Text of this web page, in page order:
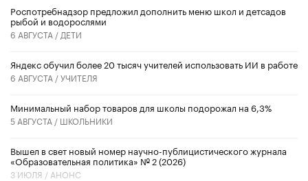
Роспотребнадзор предложил дополнить меню школ и детсадов
рыбой и водорослями
6 АВГУСТА / ДЕТИ
​Яндекс обучил более 20 тысяч учителей использовать ИИ в работе
6 АВГУСТА /УЧИТЕЛЯ
Минимальный набор товаров для школы подорожал на 6,3%
5 АВГУСТА / ШКОЛЬНИКИ
Вышел в свет новый номер научно-публицистического журнала
«Образовательная политика» № 2 (2026)
3 ИЮЛЯ / АНОНС